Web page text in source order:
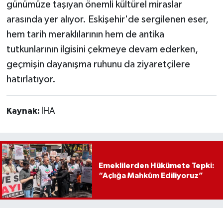
günümüze taşıyan önemli kültürel miraslar
arasında yer alıyor. Eskişehir'de sergilenen eser,
hem tarih meraklılarının hem de antika
tutkunlarının ilgisini çekmeye devam ederken,
geçmişin dayanışma ruhunu da ziyaretçilere
hatırlatıyor.
Kaynak: İHA
Emeklilerden Hükümete Tepki:
“Açlığa Mahkûm Ediliyoruz”